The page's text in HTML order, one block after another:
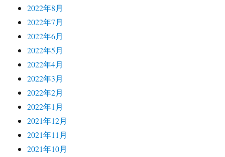
2022年8月
2022年7月
2022年6月
2022年5月
2022年4月
2022年3月
2022年2月
2022年1月
2021年12月
2021年11月
2021年10月